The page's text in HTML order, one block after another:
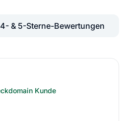
& 5-Sterne-Bewertungen
Kunde